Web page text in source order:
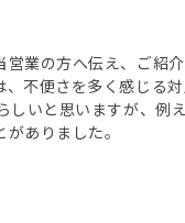
業の方へ伝え、ご紹
不便さを多く感じる
いと思いますが、例
ありました。